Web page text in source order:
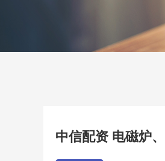
中信配资 电磁炉